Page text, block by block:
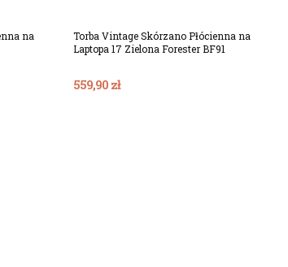
na
Torba Vintage Skórzano Płócienna na
Laptopa 17 Zielona Forester BF91
559,90 zł